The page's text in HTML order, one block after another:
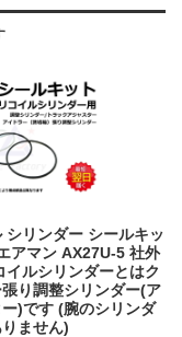
シリンダー シールキッ
アマン AX27U-5 社外
ルシリンダーとはク
張り調整シリンダー(ア
)です (腕のシリンダ
ません)